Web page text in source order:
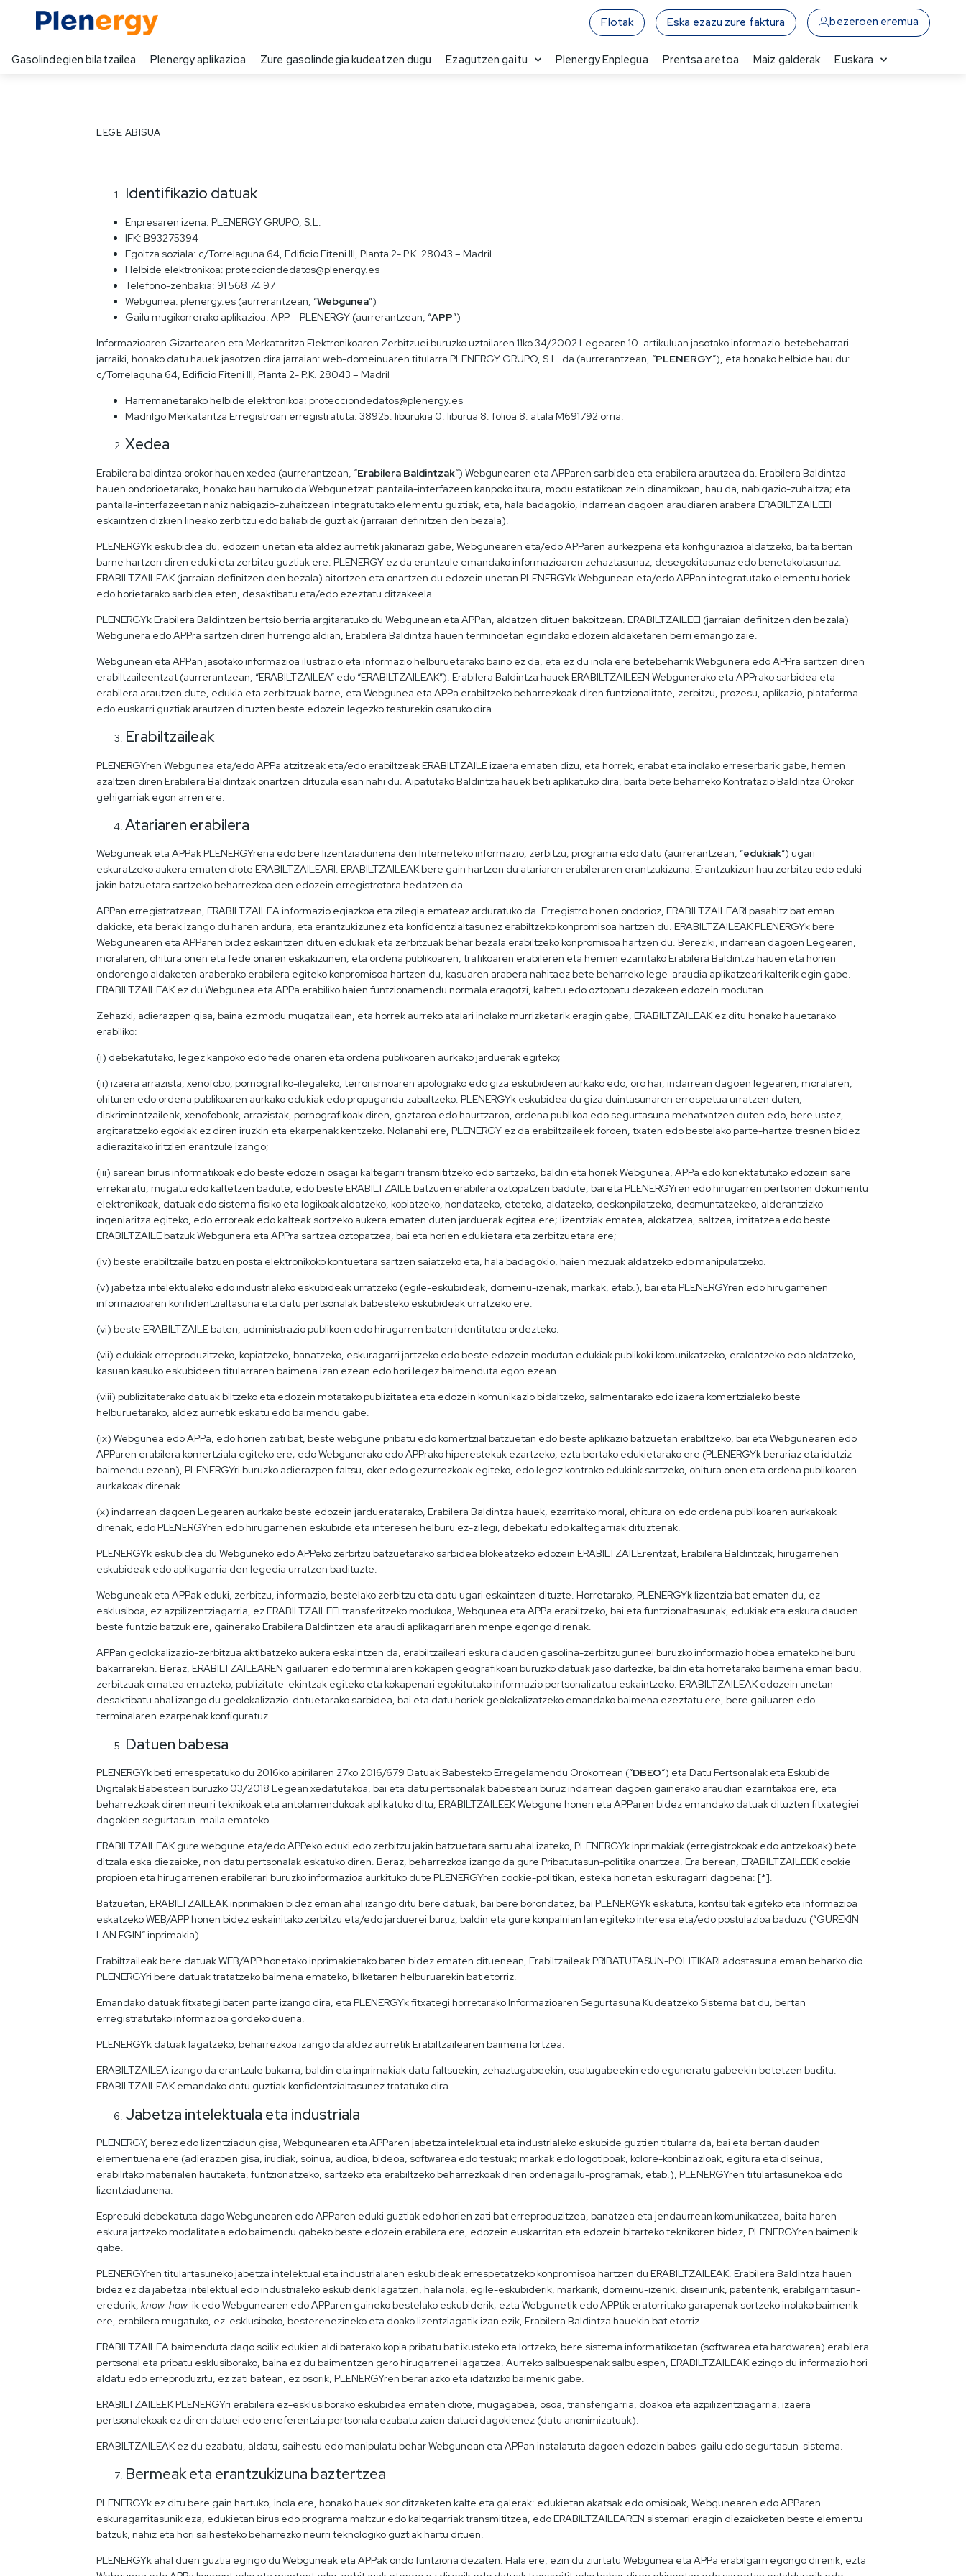
Flotak Eska ezazu zure faktura bezeroen eremua
Gasolindegien bilatzailea Plenergy aplikazioa Zure gasolindegia kudeatzen dugu Ezagutzen gaitu Plenergy Enplegua Prentsa aretoa Maiz galderak Euskara
LEGE ABISUA
Identifikazio datuak
Enpresaren izena: PLENERGY GRUPO, S.L.
IFK: B93275394
Egoitza soziala: c/Torrelaguna 64, Edificio Fiteni III, Planta 2- P.K. 28043 – Madril
Helbide elektronikoa: protecciondedatos@plenergy.es
Telefono-zenbakia: 91 568 74 97
Webgunea: plenergy.es (aurrerantzean, “Webgunea”)
Gailu mugikorrerako aplikazioa: APP – PLENERGY (aurrerantzean, “APP”)
Informazioaren Gizartearen eta Merkataritza Elektronikoaren Zerbitzuei buruzko uztailaren 11ko 34/2002 Legearen 10. artikuluan jasotako informazio-betebeharrari
jarraiki, honako datu hauek jasotzen dira jarraian: web-domeinuaren titularra PLENERGY GRUPO, S.L. da (aurrerantzean, “PLENERGY”), eta honako helbide hau du:
c/Torrelaguna 64, Edificio Fiteni III, Planta 2- P.K. 28043 – Madril
Harremanetarako helbide elektronikoa: protecciondedatos@plenergy.es
Madrilgo Merkataritza Erregistroan erregistratuta. 38925. liburukia 0. liburua 8. folioa 8. atala M691792 orria.
Xedea
Erabilera baldintza orokor hauen xedea (aurrerantzean, “Erabilera Baldintzak“) Webgunearen eta APParen sarbidea eta erabilera arautzea da. Erabilera Baldintza
hauen ondorioetarako, honako hau hartuko da Webgunetzat: pantaila-interfazeen kanpoko itxura, modu estatikoan zein dinamikoan, hau da, nabigazio-zuhaitza; eta
pantaila-interfazeetan nahiz nabigazio-zuhaitzean integratutako elementu guztiak, eta, hala badagokio, indarrean dagoen araudiaren arabera ERABILTZAILEEI
eskaintzen dizkien lineako zerbitzu edo baliabide guztiak (jarraian definitzen den bezala).
PLENERGYk eskubidea du, edozein unetan eta aldez aurretik jakinarazi gabe, Webgunearen eta/edo APParen aurkezpena eta konfigurazioa aldatzeko, baita bertan
barne hartzen diren eduki eta zerbitzu guztiak ere. PLENERGY ez da erantzule emandako informazioaren zehaztasunaz, desegokitasunaz edo benetakotasunaz.
ERABILTZAILEAK (jarraian definitzen den bezala) aitortzen eta onartzen du edozein unetan PLENERGYk Webgunean eta/edo APPan integratutako elementu horiek
edo horietarako sarbidea eten, desaktibatu eta/edo ezeztatu ditzakeela.
PLENERGYk Erabilera Baldintzen bertsio berria argitaratuko du Webgunean eta APPan, aldatzen dituen bakoitzean. ERABILTZAILEEI (jarraian definitzen den bezala)
Webgunera edo APPra sartzen diren hurrengo aldian, Erabilera Baldintza hauen terminoetan egindako edozein aldaketaren berri emango zaie.
Webgunean eta APPan jasotako informazioa ilustrazio eta informazio helburuetarako baino ez da, eta ez du inola ere betebeharrik Webgunera edo APPra sartzen diren
erabiltzaileentzat (aurrerantzean, “ERABILTZAILEA” edo “ERABILTZAILEAK”). Erabilera Baldintza hauek ERABILTZAILEEN Webgunerako eta APPrako sarbidea eta
erabilera arautzen dute, edukia eta zerbitzuak barne, eta Webgunea eta APPa erabiltzeko beharrezkoak diren funtzionalitate, zerbitzu, prozesu, aplikazio, plataforma
edo euskarri guztiak arautzen dituzten beste edozein legezko testurekin osatuko dira.
Erabiltzaileak
PLENERGYren Webgunea eta/edo APPa atzitzeak eta/edo erabiltzeak ERABILTZAILE izaera ematen dizu, eta horrek, erabat eta inolako erreserbarik gabe, hemen
azaltzen diren Erabilera Baldintzak onartzen dituzula esan nahi du. Aipatutako Baldintza hauek beti aplikatuko dira, baita bete beharreko Kontratazio Baldintza Orokor
gehigarriak egon arren ere.
Atariaren erabilera
Webguneak eta APPak PLENERGYrena edo bere lizentziadunena den Interneteko informazio, zerbitzu, programa edo datu (aurrerantzean, “edukiak“) ugari
eskuratzeko aukera ematen diote ERABILTZAILEARI. ERABILTZAILEAK bere gain hartzen du atariaren erabileraren erantzukizuna. Erantzukizun hau zerbitzu edo eduki
jakin batzuetara sartzeko beharrezkoa den edozein erregistrotara hedatzen da.
APPan erregistratzean, ERABILTZAILEA informazio egiazkoa eta zilegia emateaz arduratuko da. Erregistro honen ondorioz, ERABILTZAILEARI pasahitz bat eman
dakioke, eta berak izango du haren ardura, eta erantzukizunez eta konfidentzialtasunez erabiltzeko konpromisoa hartzen du. ERABILTZAILEAK PLENERGYk bere
Webgunearen eta APParen bidez eskaintzen dituen edukiak eta zerbitzuak behar bezala erabiltzeko konpromisoa hartzen du. Bereziki, indarrean dagoen Legearen,
moralaren, ohitura onen eta fede onaren eskakizunen, eta ordena publikoaren, trafikoaren erabileren eta hemen ezarritako Erabilera Baldintza hauen eta horien
ondorengo aldaketen araberako erabilera egiteko konpromisoa hartzen du, kasuaren arabera nahitaez bete beharreko lege-araudia aplikatzeari kalterik egin gabe.
ERABILTZAILEAK ez du Webgunea eta APPa erabiliko haien funtzionamendu normala eragotzi, kaltetu edo oztopatu dezakeen edozein modutan.
Zehazki, adierazpen gisa, baina ez modu mugatzailean, eta horrek aurreko atalari inolako murrizketarik eragin gabe, ERABILTZAILEAK ez ditu honako hauetarako
erabiliko:
(i) debekatutako, legez kanpoko edo fede onaren eta ordena publikoaren aurkako jarduerak egiteko;
(ii) izaera arrazista, xenofobo, pornografiko-ilegaleko, terrorismoaren apologiako edo giza eskubideen aurkako edo, oro har, indarrean dagoen legearen, moralaren,
ohituren edo ordena publikoaren aurkako edukiak edo propaganda zabaltzeko. PLENERGYk eskubidea du giza duintasunaren errespetua urratzen duten,
diskriminatzaileak, xenofoboak, arrazistak, pornografikoak diren, gaztaroa edo haurtzaroa, ordena publikoa edo segurtasuna mehatxatzen duten edo, bere ustez,
argitaratzeko egokiak ez diren iruzkin eta ekarpenak kentzeko. Nolanahi ere, PLENERGY ez da erabiltzaileek foroen, txaten edo bestelako parte-hartze tresnen bidez
adierazitako iritzien erantzule izango;
(iii) sarean birus informatikoak edo beste edozein osagai kaltegarri transmititzeko edo sartzeko, baldin eta horiek Webgunea, APPa edo konektatutako edozein sare
errekaratu, mugatu edo kaltetzen badute, edo beste ERABILTZAILE batzuen erabilera oztopatzen badute, bai eta PLENERGYren edo hirugarren pertsonen dokumentu
elektronikoak, datuak edo sistema fisiko eta logikoak aldatzeko, kopiatzeko, hondatzeko, eteteko, aldatzeko, deskonpilatzeko, desmuntatzekeo, alderantzizko
ingeniaritza egiteko, edo erroreak edo kalteak sortzeko aukera ematen duten jarduerak egitea ere; lizentziak ematea, alokatzea, saltzea, imitatzea edo beste
ERABILTZAILE batzuk Webgunera eta APPra sartzea oztopatzea, bai eta horien edukietara eta zerbitzuetara ere;
(iv) beste erabiltzaile batzuen posta elektronikoko kontuetara sartzen saiatzeko eta, hala badagokio, haien mezuak aldatzeko edo manipulatzeko.
(v) jabetza intelektualeko edo industrialeko eskubideak urratzeko (egile-eskubideak, domeinu-izenak, markak, etab.), bai eta PLENERGYren edo hirugarrenen
informazioaren konfidentzialtasuna eta datu pertsonalak babesteko eskubideak urratzeko ere.
(vi) beste ERABILTZAILE baten, administrazio publikoen edo hirugarren baten identitatea ordezteko.
(vii) edukiak erreproduzitzeko, kopiatzeko, banatzeko, eskuragarri jartzeko edo beste edozein modutan edukiak publikoki komunikatzeko, eraldatzeko edo aldatzeko,
kasuan kasuko eskubideen titularraren baimena izan ezean edo hori legez baimenduta egon ezean.
(viii) publizitaterako datuak biltzeko eta edozein motatako publizitatea eta edozein komunikazio bidaltzeko, salmentarako edo izaera komertzialeko beste
helburuetarako, aldez aurretik eskatu edo baimendu gabe.
(ix) Webgunea edo APPa, edo horien zati bat, beste webgune pribatu edo komertzial batzuetan edo beste aplikazio batzuetan erabiltzeko, bai eta Webgunearen edo
APParen erabilera komertziala egiteko ere; edo Webgunerako edo APPrako hiperestekak ezartzeko, ezta bertako edukietarako ere (PLENERGYk berariaz eta idatziz
baimendu ezean), PLENERGYri buruzko adierazpen faltsu, oker edo gezurrezkoak egiteko, edo legez kontrako edukiak sartzeko, ohitura onen eta ordena publikoaren
aurkakoak direnak.
(x) indarrean dagoen Legearen aurkako beste edozein jardueratarako, Erabilera Baldintza hauek, ezarritako moral, ohitura on edo ordena publikoaren aurkakoak
direnak, edo PLENERGYren edo hirugarrenen eskubide eta interesen helburu ez-zilegi, debekatu edo kaltegarriak dituztenak.
PLENERGYk eskubidea du Webguneko edo APPeko zerbitzu batzuetarako sarbidea blokeatzeko edozein ERABILTZAILErentzat, Erabilera Baldintzak, hirugarrenen
eskubideak edo aplikagarria den legedia urratzen badituzte.
Webguneak eta APPak eduki, zerbitzu, informazio, bestelako zerbitzu eta datu ugari eskaintzen dituzte. Horretarako, PLENERGYk lizentzia bat ematen du, ez
esklusiboa, ez azpilizentziagarria, ez ERABILTZAILEEI transferitzeko modukoa, Webgunea eta APPa erabiltzeko, bai eta funtzionaltasunak, edukiak eta eskura dauden
beste funtzio batzuk ere, gainerako Erabilera Baldintzen eta araudi aplikagarriaren menpe egongo direnak.
APPan geolokalizazio-zerbitzua aktibatzeko aukera eskaintzen da, erabiltzaileari eskura dauden gasolina-zerbitzuguneei buruzko informazio hobea emateko helburu
bakarrarekin. Beraz, ERABILTZAILEAREN gailuaren edo terminalaren kokapen geografikoari buruzko datuak jaso daitezke, baldin eta horretarako baimena eman badu,
zerbitzuak ematea errazteko, publizitate-ekintzak egiteko eta kokapenari egokitutako informazio pertsonalizatua eskaintzeko. ERABILTZAILEAK edozein unetan
desaktibatu ahal izango du geolokalizazio-datuetarako sarbidea, bai eta datu horiek geolokalizatzeko emandako baimena ezeztatu ere, bere gailuaren edo
terminalaren ezarpenak konfiguratuz.
Datuen babesa
PLENERGYk beti errespetatuko du 2016ko apirilaren 27ko 2016/679 Datuak Babesteko Erregelamendu Orokorrean (“DBEO“) eta Datu Pertsonalak eta Eskubide
Digitalak Babesteari buruzko 03/2018 Legean xedatutakoa, bai eta datu pertsonalak babesteari buruz indarrean dagoen gainerako araudian ezarritakoa ere, eta
beharrezkoak diren neurri teknikoak eta antolamendukoak aplikatuko ditu, ERABILTZAILEEK Webgune honen eta APParen bidez emandako datuak dituzten fitxategiei
dagokien segurtasun-maila emateko.
ERABILTZAILEAK gure webgune eta/edo APPeko eduki edo zerbitzu jakin batzuetara sartu ahal izateko, PLENERGYk inprimakiak (erregistrokoak edo antzekoak) bete
ditzala eska diezaioke, non datu pertsonalak eskatuko diren. Beraz, beharrezkoa izango da gure Pribatutasun-politika onartzea. Era berean, ERABILTZAILEEK cookie
propioen eta hirugarrenen erabilerari buruzko informazioa aurkituko dute PLENERGYren cookie-politikan, esteka honetan eskuragarri dagoena: [*].
Batzuetan, ERABILTZAILEAK inprimakien bidez eman ahal izango ditu bere datuak, bai bere borondatez, bai PLENERGYk eskatuta, kontsultak egiteko eta informazioa
eskatzeko WEB/APP honen bidez eskainitako zerbitzu eta/edo jarduerei buruz, baldin eta gure konpainian lan egiteko interesa eta/edo postulazioa baduzu (“GUREKIN
LAN EGIN” inprimakia).
Erabiltzaileak bere datuak WEB/APP honetako inprimakietako baten bidez ematen dituenean, Erabiltzaileak PRIBATUTASUN-POLITIKARI adostasuna eman beharko dio
PLENERGYri bere datuak tratatzeko baimena emateko, bilketaren helburuarekin bat etorriz.
Emandako datuak fitxategi baten parte izango dira, eta PLENERGYk fitxategi horretarako Informazioaren Segurtasuna Kudeatzeko Sistema bat du, bertan
erregistratutako informazioa gordeko duena.
PLENERGYk datuak lagatzeko, beharrezkoa izango da aldez aurretik Erabiltzailearen baimena lortzea.
ERABILTZAILEA izango da erantzule bakarra, baldin eta inprimakiak datu faltsuekin, zehaztugabeekin, osatugabeekin edo eguneratu gabeekin betetzen baditu.
ERABILTZAILEAK emandako datu guztiak konfidentzialtasunez tratatuko dira.
Jabetza intelektuala eta industriala
PLENERGY, berez edo lizentziadun gisa, Webgunearen eta APParen jabetza intelektual eta industrialeko eskubide guztien titularra da, bai eta bertan dauden
elementuena ere (adierazpen gisa, irudiak, soinua, audioa, bideoa, softwarea edo testuak; markak edo logotipoak, kolore-konbinazioak, egitura eta diseinua,
erabilitako materialen hautaketa, funtzionatzeko, sartzeko eta erabiltzeko beharrezkoak diren ordenagailu-programak, etab.), PLENERGYren titulartasunekoa edo
lizentziadunena.
Espresuki debekatuta dago Webgunearen edo APParen eduki guztiak edo horien zati bat erreproduzitzea, banatzea eta jendaurrean komunikatzea, baita haren
eskura jartzeko modalitatea edo baimendu gabeko beste edozein erabilera ere, edozein euskarritan eta edozein bitarteko teknikoren bidez, PLENERGYren baimenik
gabe.
PLENERGYren titulartasuneko jabetza intelektual eta industrialaren eskubideak errespetatzeko konpromisoa hartzen du ERABILTZAILEAK. Erabilera Baldintza hauen
bidez ez da jabetza intelektual edo industrialeko eskubiderik lagatzen, hala nola, egile-eskubiderik, markarik, domeinu-izenik, diseinurik, patenterik, erabilgarritasun-
eredurik,know-how-ik edo Webgunearen edo APParen gaineko bestelako eskubiderik; ezta Webgunetik edo APPtik eratorritako garapenak sortzeko inolako baimenik
ere, erabilera mugatuko, ez-esklusiboko, besterenezineko eta doako lizentziagatik izan ezik, Erabilera Baldintza hauekin bat etorriz.
ERABILTZAILEA baimenduta dago soilik edukien aldi baterako kopia pribatu bat ikusteko eta lortzeko, bere sistema informatikoetan (softwarea eta hardwarea) erabilera
pertsonal eta pribatu esklusiborako, baina ez du baimentzen gero hirugarrenei lagatzea. Aurreko salbuespenak salbuespen, ERABILTZAILEAK ezingo du informazio hori
aldatu edo erreproduzitu, ez zati batean, ez osorik, PLENERGYren berariazko eta idatzizko baimenik gabe.
ERABILTZAILEEK PLENERGYri erabilera ez-esklusiborako eskubidea ematen diote, mugagabea, osoa, transferigarria, doakoa eta azpilizentziagarria, izaera
pertsonalekoak ez diren datuei edo erreferentzia pertsonala ezabatu zaien datuei dagokienez (datu anonimizatuak).
ERABILTZAILEAK ez du ezabatu, aldatu, saihestu edo manipulatu behar Webgunean eta APPan instalatuta dagoen edozein babes-gailu edo segurtasun-sistema.
Bermeak eta erantzukizuna baztertzea
PLENERGYk ez ditu bere gain hartuko, inola ere, honako hauek sor ditzaketen kalte eta galerak: edukietan akatsak edo omisioak, Webgunearen edo APParen
eskuragarritasunik eza, edukietan birus edo programa maltzur edo kaltegarriak transmititzea, edo ERABILTZAILEAREN sistemari eragin diezaioketen beste elementu
batzuk, nahiz eta hori saihesteko beharrezko neurri teknologiko guztiak hartu dituen.
PLENERGYk ahal duen guztia egingo du Webguneak eta APPak ondo funtziona dezaten. Hala ere, ezin du ziurtatu Webgunea eta APPa erabilgarri egongo direnik, ezta